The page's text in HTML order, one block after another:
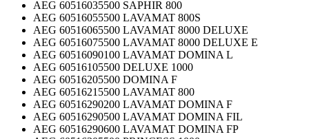
AEG 60516035500 SAPHIR 800
AEG 60516055500 LAVAMAT 800S
AEG 60516065500 LAVAMAT 8000 DELUXE
AEG 60516075500 LAVAMAT 8000 DELUXE E
AEG 60516090100 LAVAMAT DOMINA L
AEG 60516105500 DELUXE 1000
AEG 60516205500 DOMINA F
AEG 60516215500 LAVAMAT 800
AEG 60516290200 LAVAMAT DOMINA F
AEG 60516290500 LAVAMAT DOMINA FIL
AEG 60516290600 LAVAMAT DOMINA FP